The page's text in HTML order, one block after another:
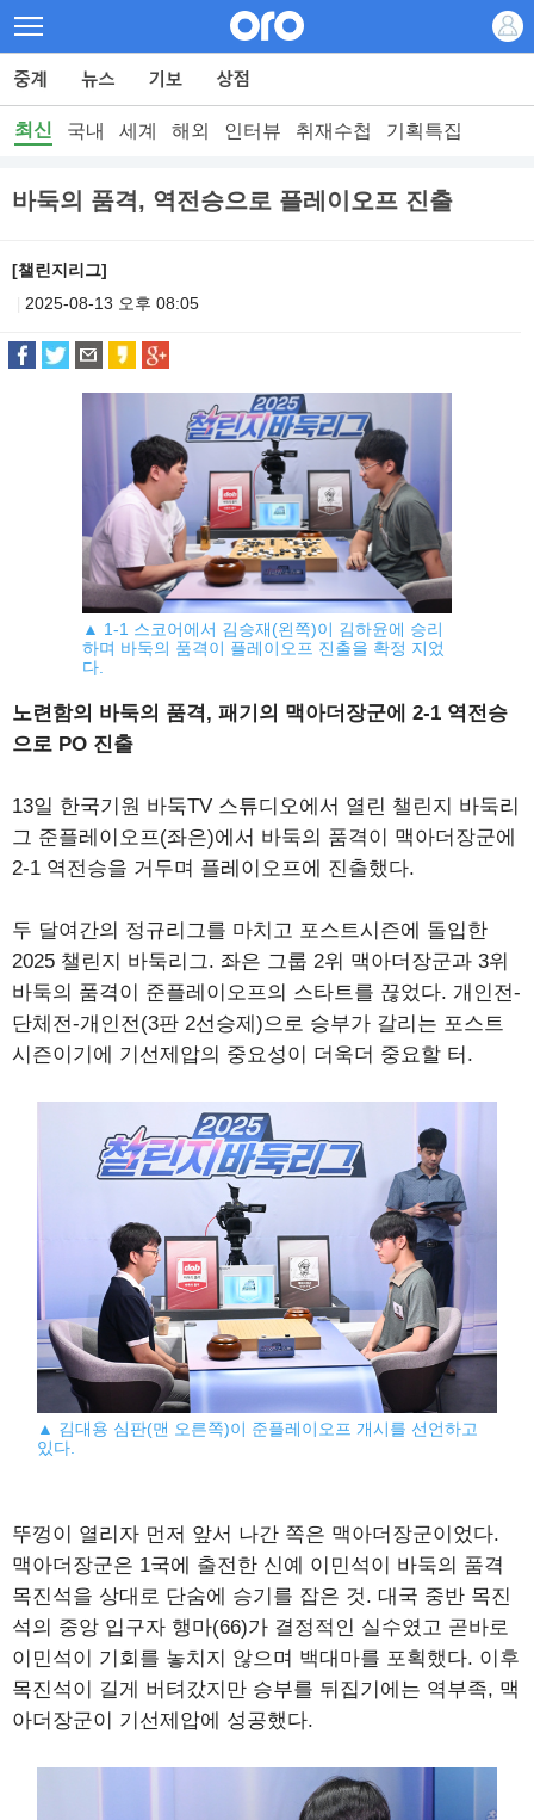
최신 국내 세계 해외 인터뷰 취재수첩 기획특집
바둑의 품격, 역전승으로 플레이오프 진출
[챌린지리그]
2025-08-13 오후 08:05
▲ 1-1 스코어에서 김승재(왼쪽)이 김하윤에 승리
하며 바둑의 품격이 플레이오프 진출을 확정 지었
다.
노련함의 바둑의 품격, 패기의 맥아더장군에 2-1 역전승
으로 PO 진출
13일 한국기원 바둑TV 스튜디오에서 열린 챌린지 바둑리
그 준플레이오프(좌은)에서 바둑의 품격이 맥아더장군에
2-1 역전승을 거두며 플레이오프에 진출했다.
두 달여간의 정규리그를 마치고 포스트시즌에 돌입한
2025 챌린지 바둑리그. 좌은 그룹 2위 맥아더장군과 3위
바둑의 품격이 준플레이오프의 스타트를 끊었다. 개인전-
단체전-개인전(3판 2선승제)으로 승부가 갈리는 포스트
시즌이기에 기선제압의 중요성이 더욱더 중요할 터.
▲ 김대용 심판(맨 오른쪽)이 준플레이오프 개시를 선언하고
있다.
뚜껑이 열리자 먼저 앞서 나간 쪽은 맥아더장군이었다.
맥아더장군은 1국에 출전한 신예 이민석이 바둑의 품격
목진석을 상대로 단숨에 승기를 잡은 것. 대국 중반 목진
석의 중앙 입구자 행마(66)가 결정적인 실수였고 곧바로
이민석이 기회를 놓치지 않으며 백대마를 포획했다. 이후
목진석이 길게 버텨갔지만 승부를 뒤집기에는 역부족, 맥
아더장군이 기선제압에 성공했다.